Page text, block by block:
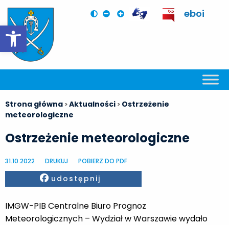
Otwórz pasek narzędzi
eboi
Strona główna >Aktualności > Ostrzeżenie
meteorologiczne
Ostrzeżenie meteorologiczne
31.10.2022 DRUKUJ POBIERZ DO PDF
Facebook
udostępnij
IMGW-PIB Centralne Biuro Prognoz
Meteorologicznych – Wydział w Warszawie wydało